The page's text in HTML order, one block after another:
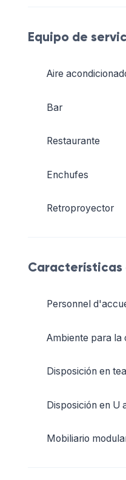
Equipo de
Aire
Bar
Restaurante
Enchufes
Retroproyector
Características
Personnel
Ambiente para la
Disposición en
Disposición en U
Mobiliario